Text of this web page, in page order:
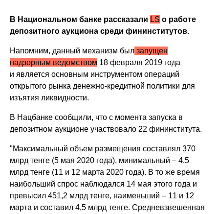
В Национальном банке рассказали LS о работе
депозитного аукциона среди фининститутов.
Напомним, данный механизм был запущен
надзорным ведомством 18 февраля 2019 года
и является основным инструментом операций
открытого рынка денежно-кредитной политики для
изъятия ликвидности.
В Нацбанке сообщили, что с момента запуска в
депозитном аукционе участвовало 22 фининститута.
"Максимальный объем размещения составлял 370
млрд тенге (5 мая 2020 года), минимальный – 4,5
млрд тенге (11 и 12 марта 2020 года). В то же время
наибольший спрос наблюдался 14 мая этого года и
превысил 451,2 млрд тенге, наименьший – 11 и 12
марта и составил 4,5 млрд тенге. Средневзвешенная